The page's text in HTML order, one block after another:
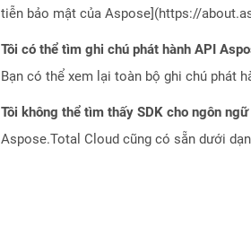
tiễn bảo mật của Aspose](https://
Tôi có thể tìm ghi chú phát hành API
Bạn có thể xem lại toàn bộ ghi chú phát
Tôi không thể tìm thấy SDK cho ngôn
Aspose.Total Cloud cũng có sẵn dưới